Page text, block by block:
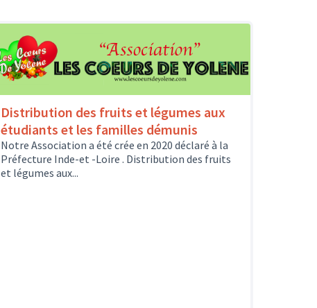
Distribution des fruits et légumes aux
étudiants et les familles démunis
Notre Association a été crée en 2020 déclaré à la
Préfecture Inde-et -Loire . Distribution des fruits
et légumes aux...